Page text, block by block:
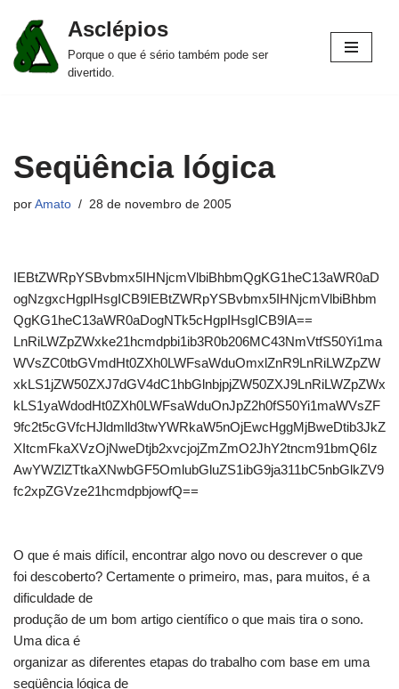
Pular
para
Asclépios
Porque o que é sério também pode ser
divertido.
Seqüência lógica
por Amato 28 de novembro de 2005
IEBtZWRpYSBvbmx5IHNjcmVlbiBhbmQgKG1heC13aWR0aD
ogNzgxcHgpIHsgICB9IEBtZWRpYSBvbmx5IHNjcmVlbiBhbm
QgKG1heC13aWR0aDogNTk5cHgpIHsgICB9IA==
LnRiLWZpZWxke21hcmdpbi1ib3R0b206MC43NmVtfS50Yi1ma
WVsZC0tbGVmdHt0ZXh0LWFsaWduOmxlZnR9LnRiLWZpZW
xkLS1jZW50ZXJ7dGV4dC1hbGlnbjpjZW50ZXJ9LnRiLWZpZWx
kLS1yaWdodHt0ZXh0LWFsaWduOnJpZ2h0fS50Yi1maWVsZF
9fc2t5cGVfcHJldmlld3twYWRkaW5nOjEwcHggMjBweDtib3JkZ
XItcmFkaXVzOjNweDtjb2xvcjojZmZmO2JhY2tncm91bmQ6Iz
AwYWZlZTtkaXNwbGF5OmlubGluZS1ibG9ja311bC5nbGlkZV9
fc2xpZGVze21hcmdpbjowfQ==
O que é mais difícil, encontrar algo novo ou descrever o que
foi descoberto? Certamente o primeiro, mas, para muitos, é a
dificuldade de
produção de um bom artigo científico o que mais tira o sono.
Uma dica é
organizar as diferentes etapas do trabalho com base em uma
seqüência lógica de